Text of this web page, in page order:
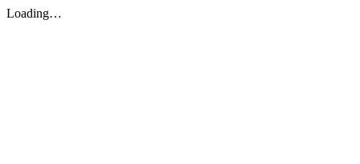
Loading…